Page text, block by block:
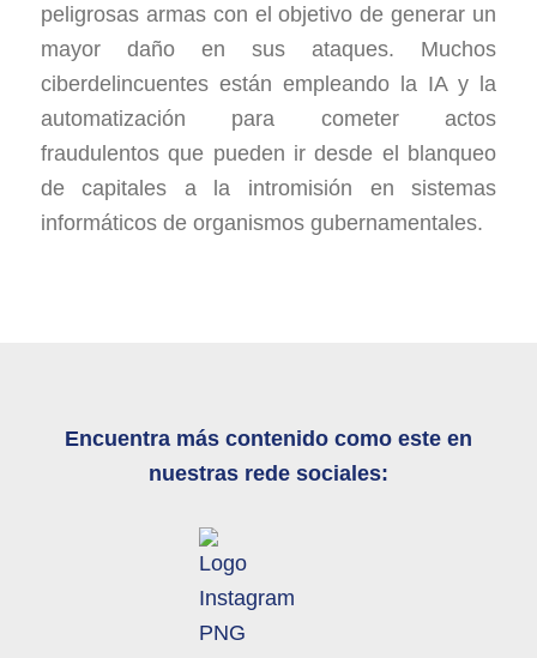
peligrosas armas con el objetivo de generar un
mayor daño en sus ataques. Muchos
ciberdelincuentes están empleando la IA y la
automatización para cometer actos
fraudulentos que pueden ir desde el blanqueo
de capitales a la intromisión en sistemas
informáticos de organismos gubernamentales.
Encuentra más contenido como este en
nuestras rede sociales: